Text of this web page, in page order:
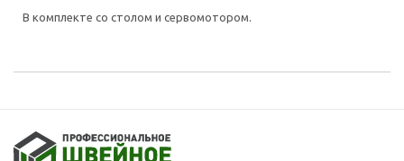
В комплекте со столом и сервомотором.